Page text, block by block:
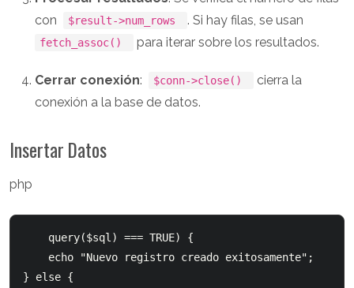
con
$result->num_rows . Si hay filas, se usan
fetch_assoc() para iterar sobre los resultados.
Cerrar conexión: $conn->close()
cierra la
conexión a la base de datos.
Insertar Datos
php
query($sql) === TRUE) {
} else {